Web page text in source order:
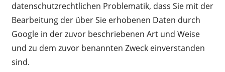
datenschutzrechtlichen Problematik, dass Sie mit der
Bearbeitung der über Sie erhobenen Daten durch
Google in der zuvor beschriebenen Art und Weise
und zu dem zuvor benannten Zweck einverstanden
sind.